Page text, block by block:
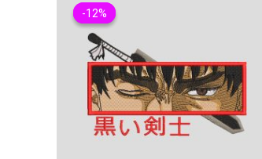
-12%
-12%